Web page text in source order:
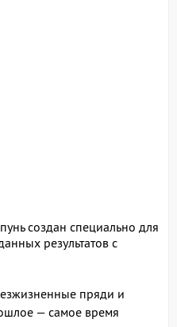
создан специально для
результатов с
пряди и
— самое время